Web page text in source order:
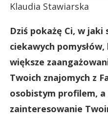
Klaudia Stawiarska
Dziś pokażę Ci, w
ciekawych
większe
Twoich znajomych z
osobistym profilem, a
zainteresowanie